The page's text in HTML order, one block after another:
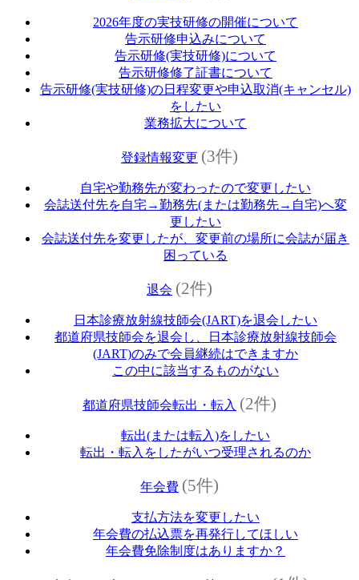
2026年度の実技研修の開催について
告示研修申込みについて
告示研修(実技研修)について
告示研修修了証書について
告示研修(実技研修)の日程変更や申込取消(キャンセル)
をしたい
業務拡大について
登録情報変更 (3件)
自宅や勤務先が変わったので変更したい
会誌送付先を自宅→勤務先(または勤務先→自宅)へ変
更したい
会誌送付先を変更したが、変更前の場所に会誌が届き
困っている
退会 (2件)
日本診療放射線技師会(JART)を退会したい
都道府県技師会を退会し、日本診療放射線技師会
(JART)のみで会員継続はできますか
この中に該当するものがない
都道府県技師会転出・転入 (2件)
転出(または転入)をしたい
転出・転入をしたがいつ受理されるのか
年会費 (5件)
支払方法を変更したい
年会費の払込票を再発行してほしい
年会費免除制度はありますか？